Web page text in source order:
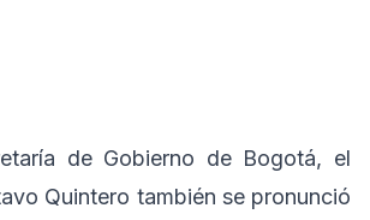
de Gobierno de Bogotá, el
Quintero también se pronunció